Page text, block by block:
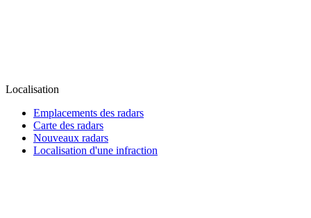
Localisation
Emplacements des radars
Carte des radars
Nouveaux radars
Localisation d'une infraction